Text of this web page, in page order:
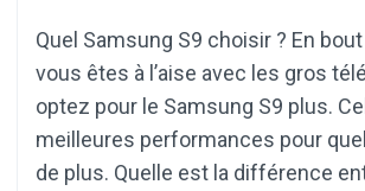
Quel Samsung S9 choisir ? En
vous êtes à l’aise avec les gros
optez pour le Samsung S9 plus.
meilleures performances pour
de plus. Quelle est la différence